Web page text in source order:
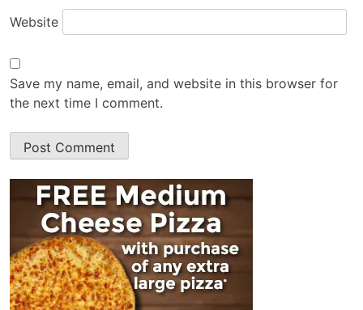
Website
Save my name, email, and website in this browser for
the next time I comment.